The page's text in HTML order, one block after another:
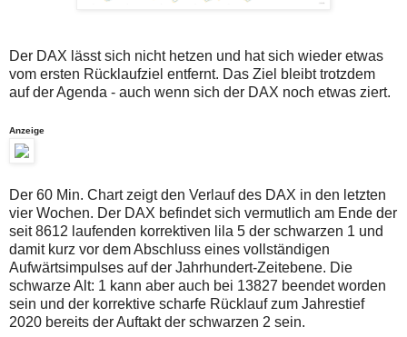
die
Netiquette
oder
ein
Kommentarfunktion
sein.
Sie
Ihre
Browsereinstellungen
oder
Ihre
Internetverbindung
und
versuchen
Sie
es
Post
auch
auf
der
online.de
verfügbar.
Der DAX lässt sich nicht hetzen und hat sich wieder etwas
vom ersten Rücklaufziel entfernt. Das Ziel bleibt trotzdem
auf der Agenda - auch wenn sich der DAX noch etwas ziert.
Anzeige
Der 60 Min. Chart zeigt den Verlauf des DAX in den letzten
vier Wochen. Der DAX befindet sich vermutlich am Ende der
seit 8612 laufenden korrektiven lila 5 der schwarzen 1 und
damit kurz vor dem Abschluss eines vollständigen
Aufwärtsimpulses auf der Jahrhundert-Zeitebene. Die
schwarze Alt: 1 kann aber auch bei 13827 beendet worden
sein und der korrektive scharfe Rücklauf zum Jahrestief
2020 bereits der Auftakt der schwarzen 2 sein.